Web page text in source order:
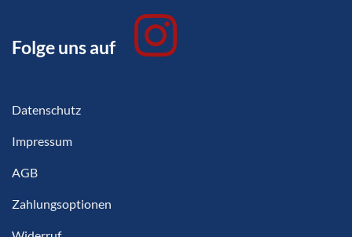
Folge uns auf
Datenschutz
Impressum
AGB
Zahlungsoptionen